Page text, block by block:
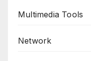
Multimedia Tools
Network